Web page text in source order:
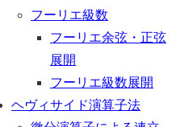
フーリエ級数
フーリエ余弦・正弦
展開
フーリエ級数展開
ヘヴィサイド演算子法